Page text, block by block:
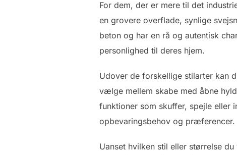
For dem, der er mere til det
en grovere overflade, synlige
beton og har en rå og autentisk
personlighed til deres hjem.
Udover de forskellige stilarter kan
vælge mellem skabe med åbne
funktioner som skuffer, spejle eller
opbevaringsbehov og præferencer.
Uanset hvilken stil eller størrelse